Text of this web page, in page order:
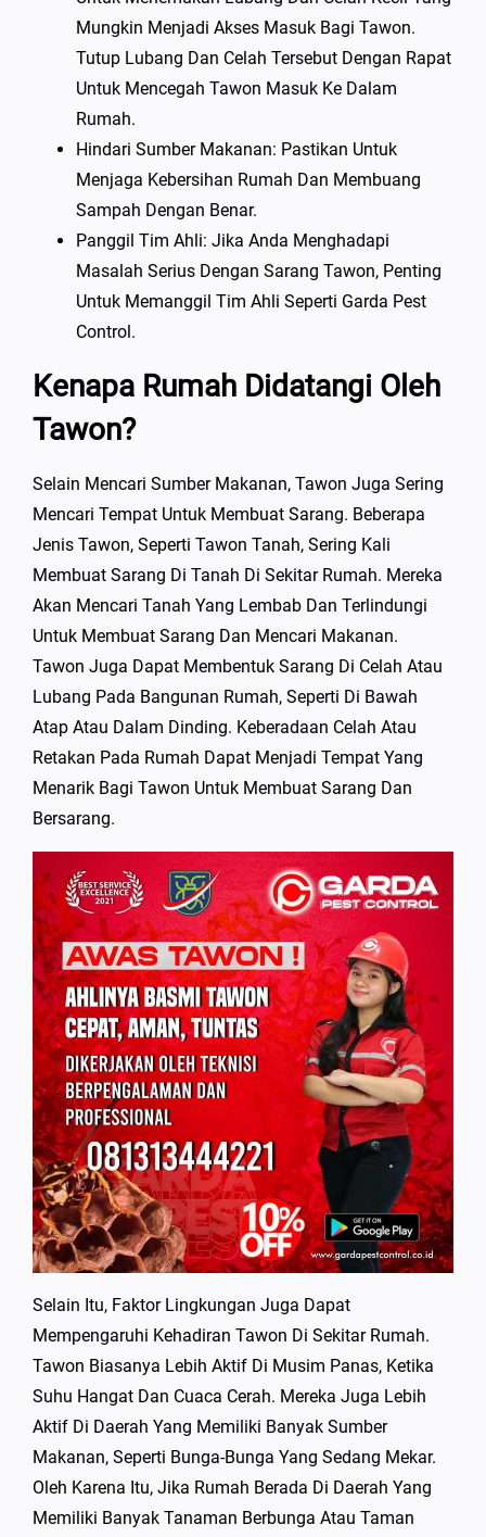
Mungkin Menjadi Akses Masuk Bagi Tawon.
Tutup Lubang Dan Celah Tersebut Dengan Rapat
Untuk Mencegah Tawon Masuk Ke Dalam
Rumah.
Hindari Sumber Makanan: Pastikan Untuk
Menjaga Kebersihan Rumah Dan Membuang
Sampah Dengan Benar.
Panggil Tim Ahli: Jika Anda Menghadapi
Masalah Serius Dengan Sarang Tawon, Penting
Untuk Memanggil Tim Ahli Seperti Garda Pest
Control.
Kenapa Rumah Didatangi Oleh
Tawon?
Selain Mencari Sumber Makanan, Tawon Juga Sering
Mencari Tempat Untuk Membuat Sarang. Beberapa
Jenis Tawon, Seperti Tawon Tanah, Sering Kali
Membuat Sarang Di Tanah Di Sekitar Rumah. Mereka
Akan Mencari Tanah Yang Lembab Dan Terlindungi
Untuk Membuat Sarang Dan Mencari Makanan.
Tawon Juga Dapat Membentuk Sarang Di Celah Atau
Lubang Pada Bangunan Rumah, Seperti Di Bawah
Atap Atau Dalam Dinding. Keberadaan Celah Atau
Retakan Pada Rumah Dapat Menjadi Tempat Yang
Menarik Bagi Tawon Untuk Membuat Sarang Dan
Bersarang.
Selain Itu, Faktor Lingkungan Juga Dapat
Mempengaruhi Kehadiran Tawon Di Sekitar Rumah.
Tawon Biasanya Lebih Aktif Di Musim Panas, Ketika
Suhu Hangat Dan Cuaca Cerah. Mereka Juga Lebih
Aktif Di Daerah Yang Memiliki Banyak Sumber
Makanan, Seperti Bunga-Bunga Yang Sedang Mekar.
Oleh Karena Itu, Jika Rumah Berada Di Daerah Yang
Memiliki Banyak Tanaman Berbunga Atau Taman